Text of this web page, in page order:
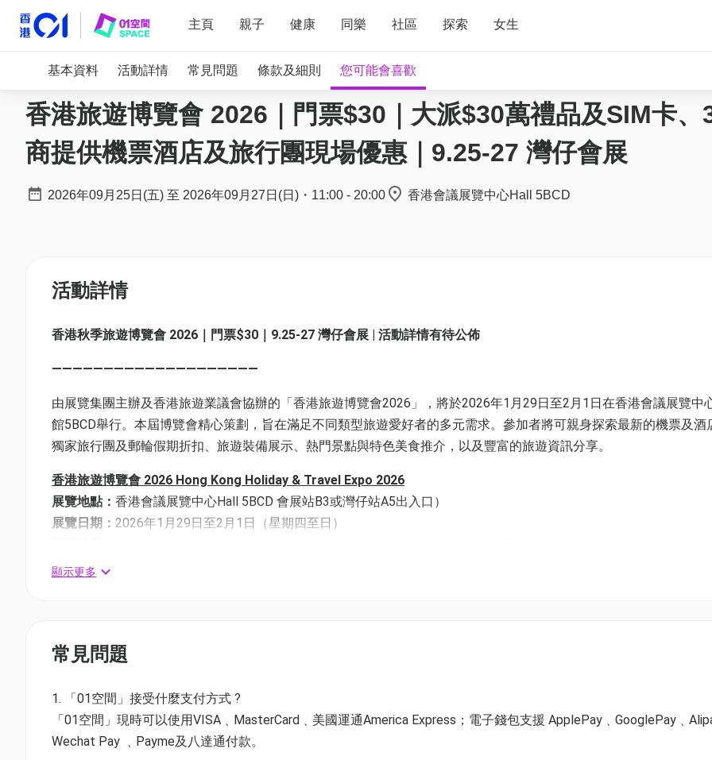
主頁 親子 健康 同樂 社區 探索 女生
基本資料 活動詳情 常見問題 條款及細則 您可能會喜歡
香港旅遊博覽會 2026｜門票$30｜大派$30萬禮品及SIM卡、
商提供機票酒店及旅行團現場優惠｜9.25-27 灣仔會展
2026年09月25日(五) 至 2026年09月27日(日) ・ 11:00 - 20:00 香港會議展覽中心Hall 5BCD
活動詳情
香港秋季旅遊博覽會 2026｜門票$30｜9.25-27 灣仔會展 | 活動詳情有待公佈
————————————————————
由展覽集團主辦及香港旅遊業議會協辦的「香港旅遊博覽會2026」，將於2026年1月29日至2月1日在香港會議展覽中
館5BCD舉行。本屆博覽會精心策劃，旨在滿足不同類型旅遊愛好者的多元需求。參加者將可親身探索最新的機票及酒
獨家旅行團及郵輪假期折扣、旅遊裝備展示、熱門景點與特色美食推介，以及豐富的旅遊資訊分享。
香港旅遊博覽會 2026 Hong Kong Holiday & Travel Expo 2026
展覽地點： 香港會議展覽中心Hall 5BCD 會展站B3或灣仔站A5出入口）
展覽日期： 2026年1月29日至2月1日（星期四至日）
門票價錢:$30
焦點活動
顯示更多
常見問題
1. 「01空間」接受什麼支付方式 ?
「01空間」現時可以使用VISA﹑MasterCard﹑美國運通America Express；電子錢包支援
Wechat Pay ﹑Payme及八達通付款。